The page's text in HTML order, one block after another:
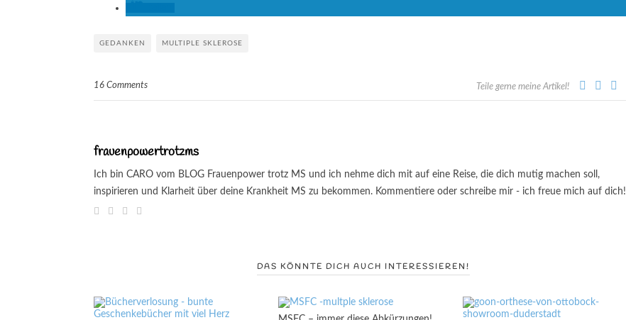
GEDANKEN MULTIPLE SKLEROSE
16 Comments Teile gerne meine Artikel!
frauenpowertrotzms
Ich bin CARO vom BLOG Frauenpower trotz MS und ich nehme dich mit auf eine Reise, die dich mutig machen soll,
inspirieren und Klarheit über deine Krankheit MS zu bekommen. Kommentiere oder schreibe mir - ich freue mich auf dich!
DAS KÖNNTE DICH AUCH INTERESSIEREN!